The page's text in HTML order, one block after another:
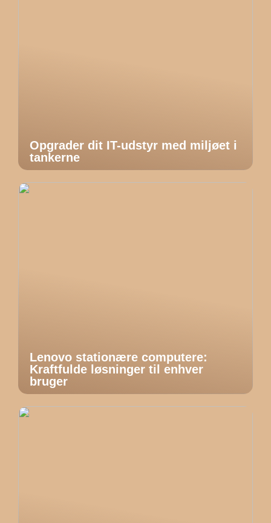
Opgrader dit IT-udstyr med miljøet i
tankerne
Lenovo stationære computere:
Kraftfulde løsninger til enhver
bruger